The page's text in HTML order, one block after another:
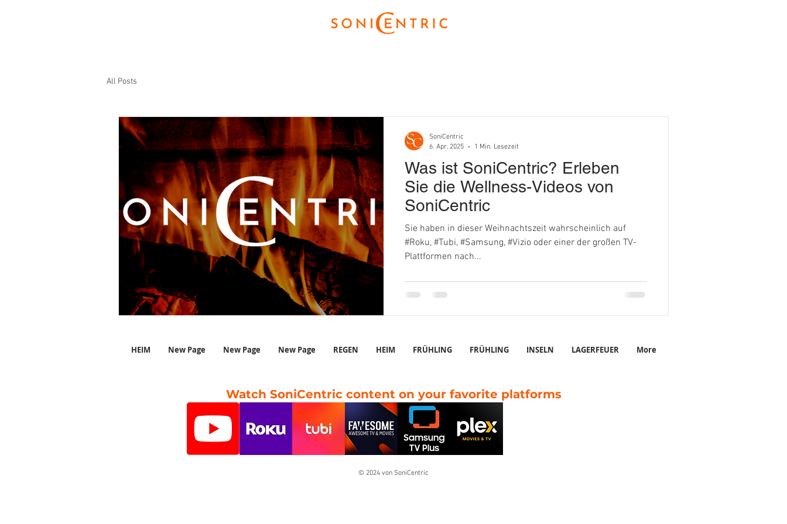
All Posts
Was ist SoniCentric? Erleben
Sie die Wellness-Videos von
SoniCentric
Sie haben in dieser Weihnachtszeit wahrscheinlich auf
#Roku, #Tubi, #Samsung, #Vizio oder einer der großen TV-
Plattformen nach...
SoniCentric
6. Apr. 2025
1 Min. Lesezeit
HEIM New Page New Page New Page REGEN HEIM FRÜHLING FRÜHLING INSELN LAGERFEUER More
Watch SoniCentric content on your favorite platforms
© 2024 von SoniCentric